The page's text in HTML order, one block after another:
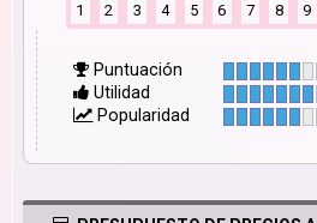
1 2 3 4 5 6 7 8 9
Puntuación
Utilidad
Popularidad